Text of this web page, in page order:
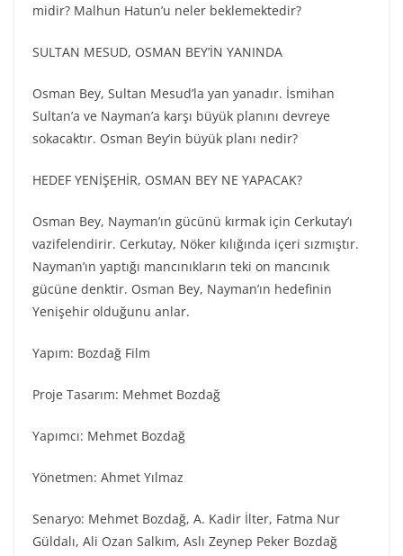
midir? Malhun Hatun’u neler beklemektedir?
SULTAN MESUD, OSMAN BEY’İN YANINDA
Osman Bey, Sultan Mesud’la yan yanadır. İsmihan
Sultan’a ve Nayman’a karşı büyük planını devreye
sokacaktır. Osman Bey’in büyük planı nedir?
HEDEF YENİŞEHİR, OSMAN BEY NE YAPACAK?
Osman Bey, Nayman’ın gücünü kırmak için Cerkutay’ı
vazifelendirir. Cerkutay, Nöker kılığında içeri sızmıştır.
Nayman’ın yaptığı mancınıkların teki on mancınık
gücüne denktir. Osman Bey, Nayman’ın hedefinin
Yenişehir olduğunu anlar.
Yapım: Bozdağ Fi̇lm
Proje Tasarım: Mehmet Bozdağ
Yapımcı: Mehmet Bozdağ
Yönetmen: Ahmet Yılmaz
Senaryo: Mehmet Bozdağ, A. Kadir İlter, Fatma Nur
Güldalı, Ali Ozan Salkım, Aslı Zeynep Peker Bozdağ